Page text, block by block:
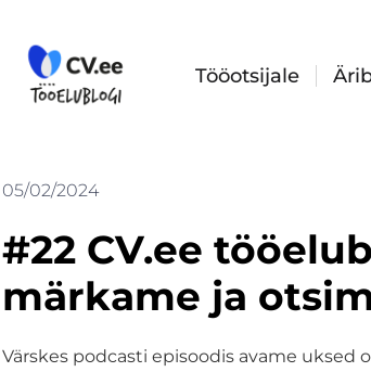
content
Tööotsijale
05/02/2024
#22 CV.ee
märkame ja
Värskes podcasti episoodis avame